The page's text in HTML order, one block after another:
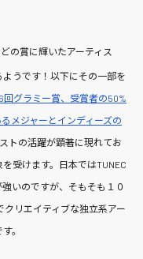
の賞に輝いたアーティス
うです！以下にその一部を
回グラミー賞、受賞者の50%
メジャーとインディーズの
トの活躍が顕著に現れてお
受けます。日本ではTUNEC
いのですが、そもそも１０
リエイティブな独立系アー
。